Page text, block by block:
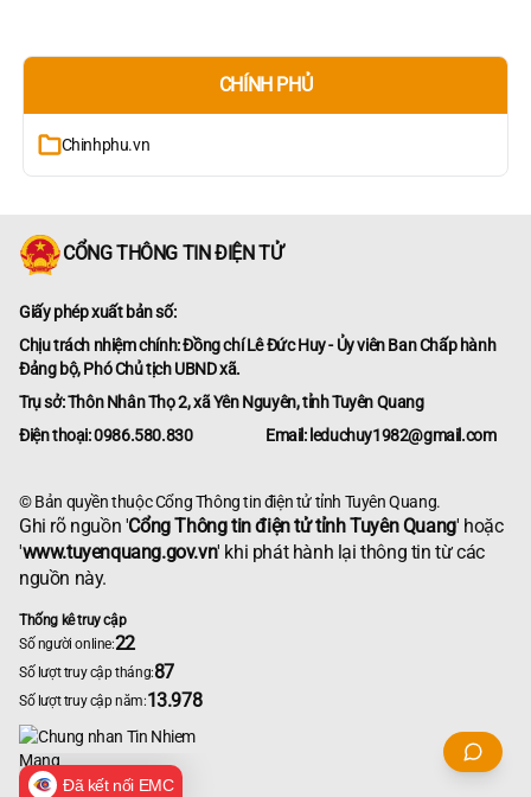
CHÍNH PHỦ
Chinhphu.vn
CỔNG THÔNG TIN ĐIỆN TỬ
Giấy phép xuất bản số:
Chịu trách nhiệm chính: Đồng chí Lê Đức Huy - Ủy viên Ban Chấp hành
Đảng bộ, Phó Chủ tịch UBND xã.
Trụ sở: Thôn Nhân Thọ 2, xã Yên Nguyên, tỉnh Tuyên Quang
Điện thoại: 0986.580.830
Email: leduchuy1982@gmail.com
© Bản quyền thuộc Cổng Thông tin điện tử tỉnh Tuyên Quang.
Ghi rõ nguồn 'Cổng Thông tin điện tử tỉnh Tuyên Quang' hoặc
'www.tuyenquang.gov.vn' khi phát hành lại thông tin từ các
nguồn này.
Thống kê truy cập
Số người online:22
Số lượt truy cập tháng:87
Số lượt truy cập năm:13.978
Đã kết nối EMC